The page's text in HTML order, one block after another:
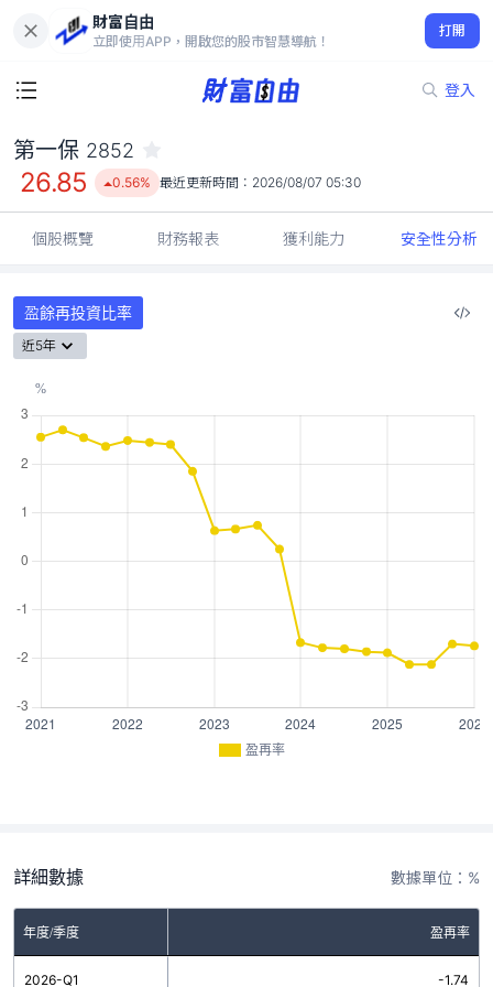
財富自由
立即使用APP，開啟您的股市智慧導航！
打開
登入
26.85
0.56%
第一保 2852
26.85 0.56% 最近更新時間： 2026/08/07 05:30
個股概覽 財務報表 獲利能力 安全性分析
盈餘再投資比率
近5年
盈再率
詳細數據 數據單位：%
年度/季度 盈再率
2026-Q1 -1.74